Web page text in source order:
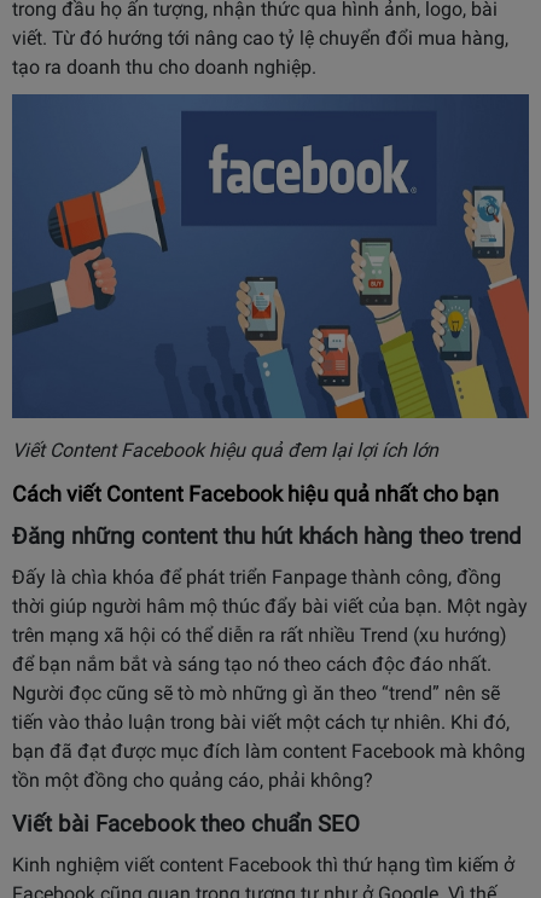
trong đầu họ ấn tượng, nhận thức qua hình ảnh, logo, bài
viết. Từ đó hướng tới nâng cao tỷ lệ chuyển đổi mua hàng,
tạo ra doanh thu cho doanh nghiệp.
Viết Content Facebook hiệu quả đem lại lợi ích lớn
Cách viết Content Facebook hiệu quả nhất cho bạn
Đăng những content thu hút khách hàng theo trend
Đấy là chìa khóa để phát triển Fanpage thành công, đồng
thời giúp người hâm mộ thúc đẩy bài viết của bạn. Một ngày
trên mạng xã hội có thể diễn ra rất nhiều Trend (xu hướng)
để bạn nắm bắt và sáng tạo nó theo cách độc đáo nhất.
Người đọc cũng sẽ tò mò những gì ăn theo “trend” nên sẽ
tiến vào thảo luận trong bài viết một cách tự nhiên. Khi đó,
bạn đã đạt được mục đích làm content Facebook mà không
tồn một đồng cho quảng cáo, phải không?
Viết bài Facebook theo chuẩn SEO
Kinh nghiệm viết content Facebook thì thứ hạng tìm kiếm ở
Facebook cũng quan trọng tương tự như ở Google. Vì thế